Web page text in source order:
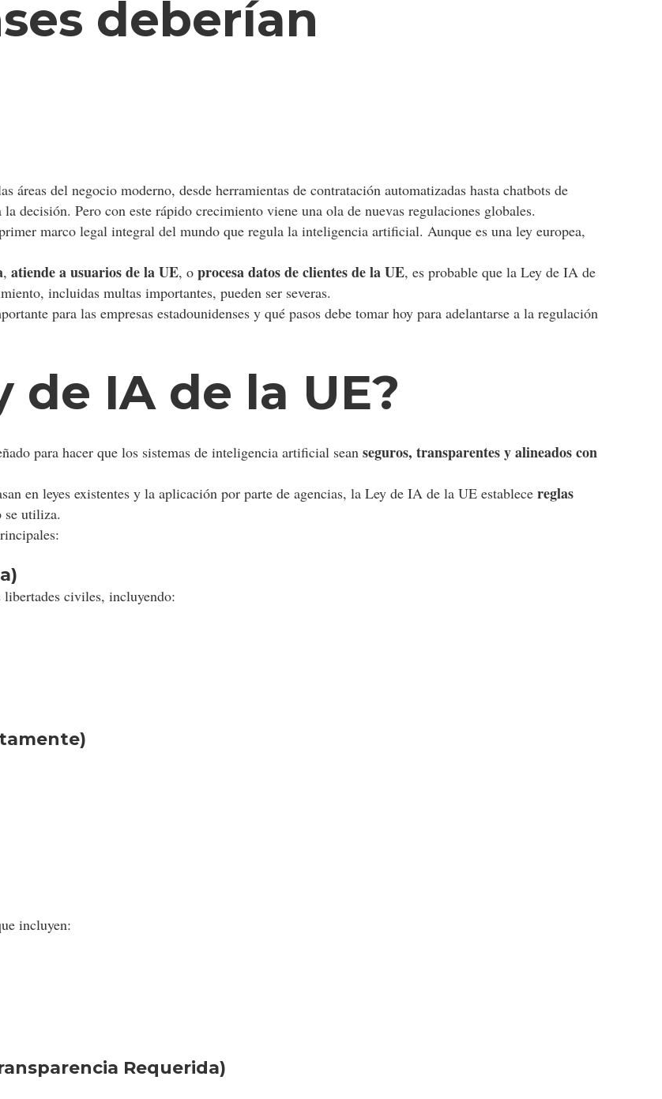
deberían
áreas del negocio moderno, desde herramientas de contratación automatizadas hasta chatbots de
decisión. Pero con este rápido crecimiento viene una ola de nuevas regulaciones globales.
marco legal integral del mundo que regula la inteligencia artificial. Aunque es una ley europea,
, atiende a usuarios de la UE, o procesa datos de clientes de la UE, es probable que la Ley de IA de
incluidas multas importantes, pueden ser severas.
para las empresas estadounidenses y qué pasos debe tomar hoy para adelantarse a la regulación
de IA de la UE?
para hacer que los sistemas de inteligencia artificial sean seguros, transparentes y alineados con
en leyes existentes y la aplicación por parte de agencias, la Ley de IA de la UE establece reglas
se utiliza.
libertades civiles, incluyendo:
incluyen:
Requerida)